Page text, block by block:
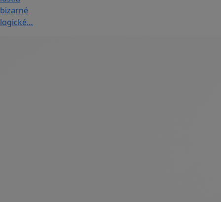
bizarné
logické…